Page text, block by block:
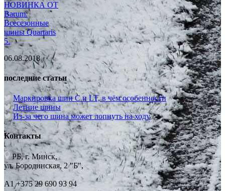
НОВИНКА ОТ
Barum.
Всесезонные
шины Quartaris
5.
06.08.2018
последние статьи
Маркировка шин C и LT, в чём особенности
Летние шины
Из-за чего шина может лопнуть на ходу
Контакты
РБ, г. Минск,
ул. Бородинская, 2 "Б",
А1 +375 29 690 93 94